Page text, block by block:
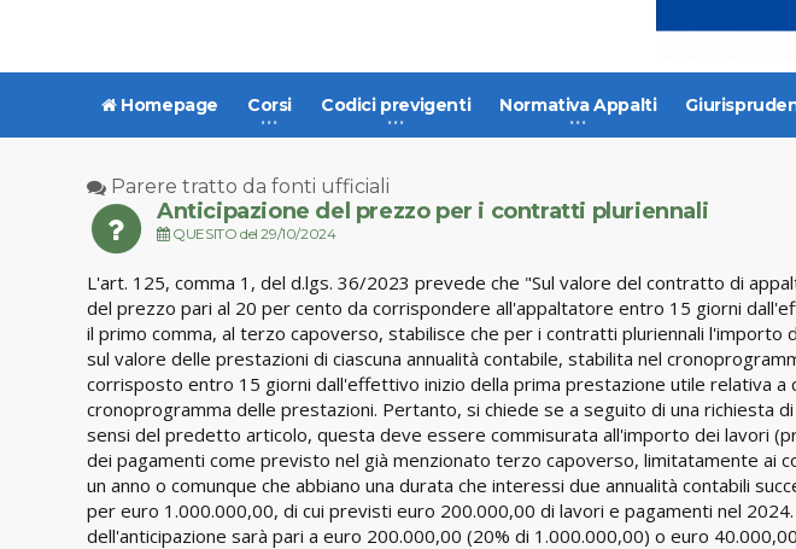
Homepage Corsi Codici previgenti Normativa Appalti
Parere tratto da fonti ufficiali
Anticipazione del prezzo per i contratti pluriennali
QUESITO del 29/10/2024
L'art. 125, comma 1, del d.lgs. 36/2023 prevede che "Sul valore del contratto di
del prezzo pari al 20 per cento da corrispondere all'appaltatore entro 15 giorni
il primo comma, al terzo capoverso, stabilisce che per i contratti pluriennali l'importo
sul valore delle prestazioni di ciascuna annualità contabile, stabilita nel
corrisposto entro 15 giorni dall'effettivo inizio della prima prestazione utile relativa a
cronoprogramma delle prestazioni. Pertanto, si chiede se a seguito di una richiesta
sensi del predetto articolo, questa deve essere commisurata all'importo dei lavori
dei pagamenti come previsto nel già menzionato terzo capoverso, limitatamente ai
un anno o comunque che abbiano una durata che interessi due annualità contabili
per euro 1.000.000,00, di cui previsti euro 200.000,00 di lavori e pagamenti nel
dell'anticipazione sarà pari a euro 200.000,00 (20% di 1.000.000,00) o euro